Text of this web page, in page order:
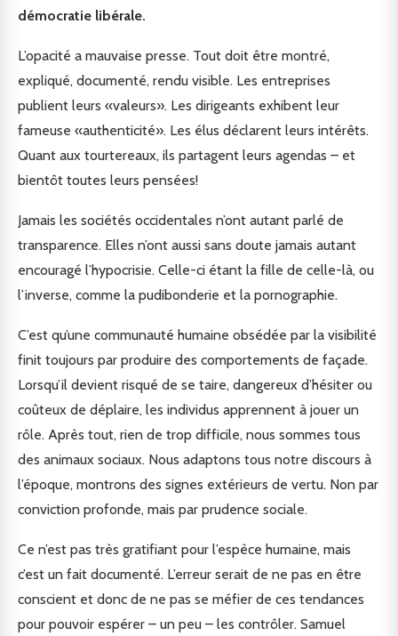
démocratie libérale.
L’opacité a mauvaise presse. Tout doit être montré,
expliqué, documenté, rendu visible. Les entreprises
publient leurs «valeurs». Les dirigeants exhibent leur
fameuse «authenticité». Les élus déclarent leurs intérêts.
Quant aux tourtereaux, ils partagent leurs agendas – et
bientôt toutes leurs pensées!
Jamais les sociétés occidentales n’ont autant parlé de
transparence. Elles n’ont aussi sans doute jamais autant
encouragé l’hypocrisie. Celle-ci étant la fille de celle-là, ou
l’inverse, comme la pudibonderie et la pornographie.
C’est qu’une communauté humaine obsédée par la visibilité
finit toujours par produire des comportements de façade.
Lorsqu’il devient risqué de se taire, dangereux d’hésiter ou
coûteux de déplaire, les individus apprennent à jouer un
rôle. Après tout, rien de trop difficile, nous sommes tous
des animaux sociaux. Nous adaptons tous notre discours à
l’époque, montrons des signes extérieurs de vertu. Non par
conviction profonde, mais par prudence sociale.
Ce n’est pas très gratifiant pour l’espèce humaine, mais
c’est un fait documenté. L’erreur serait de ne pas en être
conscient et donc de ne pas se méfier de ces tendances
pour pouvoir espérer – un peu – les contrôler. Samuel